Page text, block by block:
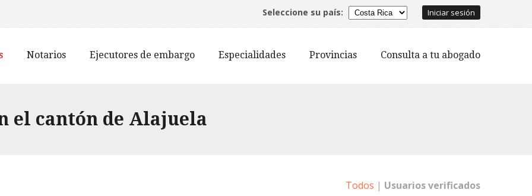
Iniciar sesión
Seleccione su país:
Notarios Ejecutores de embargo Especialidades Provincias Consulta a tu abogado
el cantón de Alajuela
Todos | Usuarios verificados